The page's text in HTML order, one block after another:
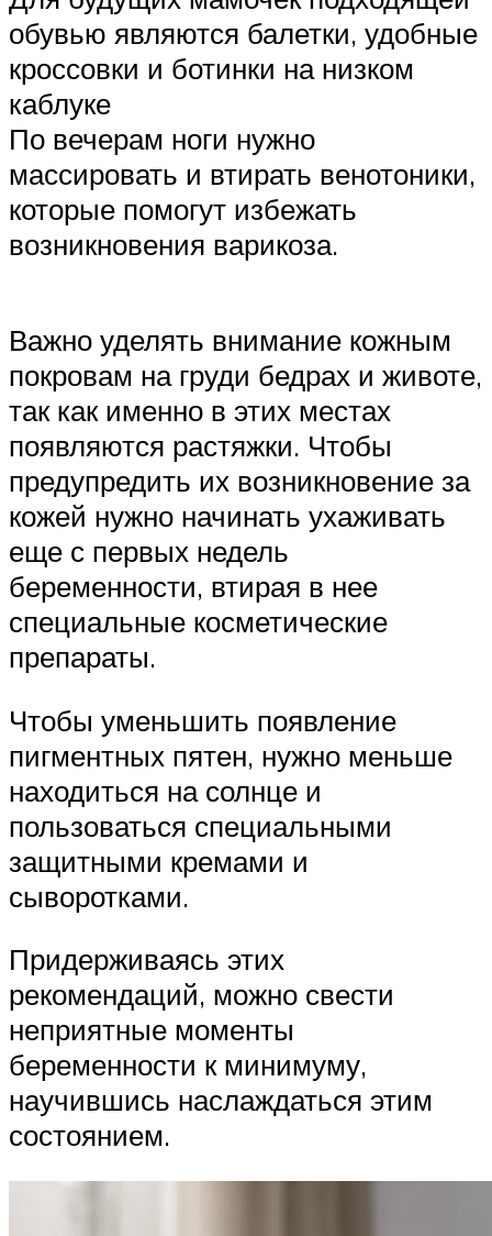
обувью являются балетки, удобные
кроссовки и ботинки на низком
каблуке
По вечерам ноги нужно
массировать и втирать венотоники,
которые помогут избежать
возникновения варикоза.
Важно уделять внимание кожным
покровам на груди бедрах и животе,
так как именно в этих местах
появляются растяжки. Чтобы
предупредить их возникновение за
кожей нужно начинать ухаживать
еще с первых недель
беременности, втирая в нее
специальные косметические
препараты.
Чтобы уменьшить появление
пигментных пятен, нужно меньше
находиться на солнце и
пользоваться специальными
защитными кремами и
сыворотками.
Придерживаясь этих
рекомендаций, можно свести
неприятные моменты
беременности к минимуму,
научившись наслаждаться этим
состоянием.